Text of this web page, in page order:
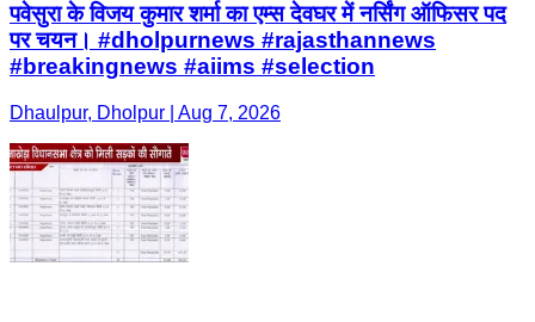
पवेसुरा के विजय कुमार शर्मा का एम्स देवघर में नर्सिंग ऑफिसर पद
पर चयन। #dholpurnews #rajasthannews
#breakingnews #aiims #selection
Dhaulpur, Dholpur | Aug 7, 2026